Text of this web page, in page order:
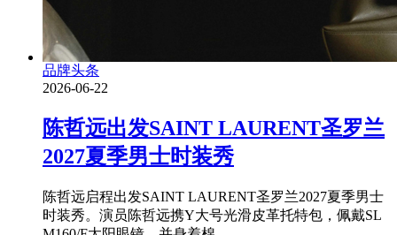
品牌头条
2026-06-22
陈哲远出发SAINT LAURENT圣罗兰
2027夏季男士时装秀
陈哲远启程出发SAINT LAURENT圣罗兰2027夏季男士
时装秀。演员陈哲远携Y大号光滑皮革托特包，佩戴SL